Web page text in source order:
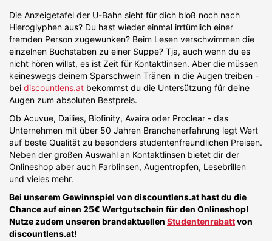
Die Anzeigetafel der U-Bahn sieht für dich bloß noch nach
Hieroglyphen aus? Du hast wieder einmal irrtümlich einer
fremden Person zugewunken? Beim Lesen verschwimmen die
einzelnen Buchstaben zu einer Suppe? Tja, auch wenn du es
nicht hören willst, es ist Zeit für Kontaktlinsen. Aber die müssen
keineswegs deinem Sparschwein Tränen in die Augen treiben -
bei discountlens.at bekommst du die Untersützung für deine
Augen zum absoluten Bestpreis.
Ob Acuvue, Dailies, Biofinity, Avaira oder Proclear - das
Unternehmen mit über 50 Jahren Branchenerfahrung legt Wert
auf beste Qualität zu besonders studentenfreundlichen Preisen.
Neben der großen Auswahl an Kontaktlinsen bietet dir der
Onlineshop aber auch Farblinsen, Augentropfen, Lesebrillen
und vieles mehr.
Bei unserem Gewinnspiel von discountlens.at hast du die
Chance auf einen 25€ Wertgutschein für den Onlineshop!
Nutze zudem unseren brandaktuellen Studentenrabattvon
discountlens.at!